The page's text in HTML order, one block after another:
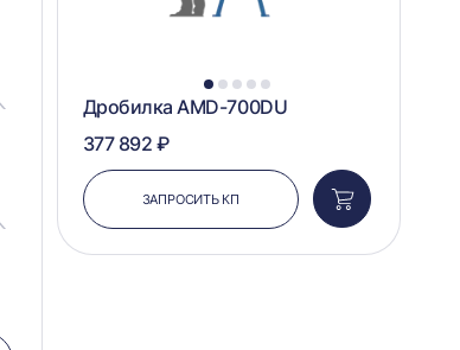
1 2 3 4 5
Дробилка AMD-700DU
377 892 ₽
ЗАПРОСИТЬ КП
Добавить
в
корзину